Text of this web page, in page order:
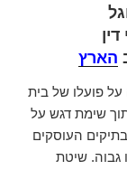
הארץ
פועלו של בית
שימת דגש על
העוסקים
גבוה. שיטת